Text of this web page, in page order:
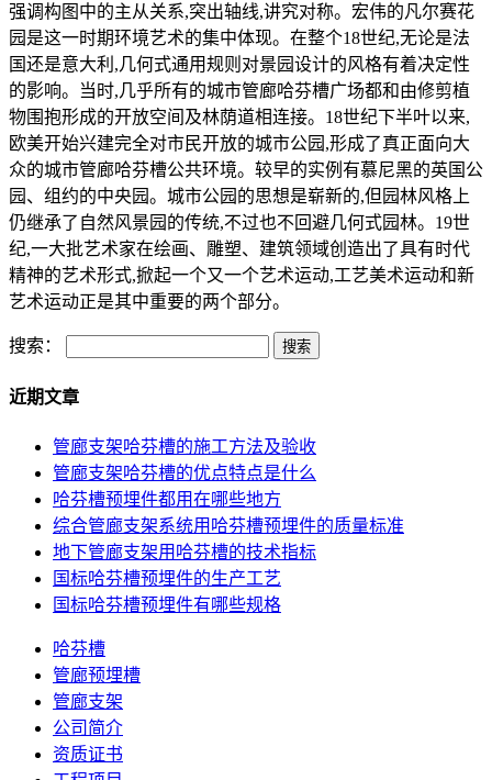
强调构图中的主从关系,突出轴线,讲究对称。宏伟的凡尔赛花
园是这一时期环境艺术的集中体现。在整个18世纪,无论是法
国还是意大利,几何式通用规则对景园设计的风格有着决定性
的影响。当时,几乎所有的城市管廊哈芬槽广场都和由修剪植
物围抱形成的开放空间及林荫道相连接。18世纪下半叶以来,
欧美开始兴建完全对市民开放的城市公园,形成了真正面向大
众的城市管廊哈芬槽公共环境。较早的实例有慕尼黑的英国公
园、组约的中央园。城市公园的思想是崭新的,但园林风格上
仍继承了自然风景园的传统,不过也不回避几何式园林。19世
纪,一大批艺术家在绘画、雕塑、建筑领域创造出了具有时代
精神的艺术形式,掀起一个又一个艺术运动,工艺美术运动和新
艺术运动正是其中重要的两个部分。
搜索：
近期文章
管廊支架哈芬槽的施工方法及验收
管廊支架哈芬槽的优点特点是什么
哈芬槽预埋件都用在哪些地方
综合管廊支架系统用哈芬槽预埋件的质量标准
地下管廊支架用哈芬槽的技术指标
国标哈芬槽预埋件的生产工艺
国标哈芬槽预埋件有哪些规格
哈芬槽
管廊预埋槽
管廊支架
公司简介
资质证书